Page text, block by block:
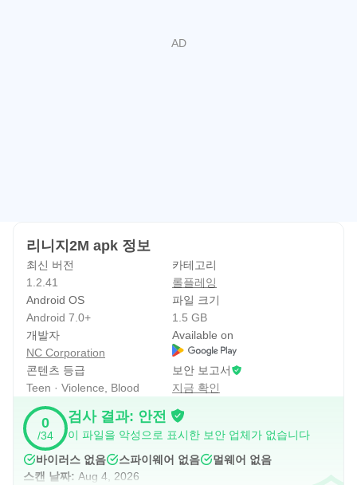
여러 전투 방식을 제공합니다. 근접에서 버티며 싸우는 유
흐름이 자연스럽습니다. 다만 경쟁 구조가 뚜렷한 게임이기
때문에 가볍게 접속해 짧게 즐기려는 이용자에게는 성장 속
도가 느리게 느껴질 수 있습니다.
혈맹 중심의 공성전과 PvP
리니지2M은 혈맹 활동을 중심으로 대규모 전투의 재미를
설계한 게임입니다. 공성전은 성의 소유권을 두고 혈맹 단위
로 참여하는 콘텐츠이며, 단순한 개인 전투보다 역할 분담과
참여 시간이 더 중요합니다. 전투력이 높은 이용자만 주목받
는 구조가 아니라, 정찰, 지원, 집결 타이밍처럼 단체 움직임
도 결과에 영향을 줍니다.
리니지2M apk 정보
최신 버전
1.2.41
카테고리
롤플레잉
Android OS
Android 7.0+
파일 크기
1.5 GB
개발자
NC Corporation
Available on
콘텐츠 등급
Teen · Violence, Blood
보안 보고서
지금 확인
0
/34
검사 결과: 안전
이 파일을 악성으로 표시한 보안 업체가 없습니다
바이러스 없음
스파이웨어 없음
멀웨어 없음
스캔 날짜: Aug 4, 2026